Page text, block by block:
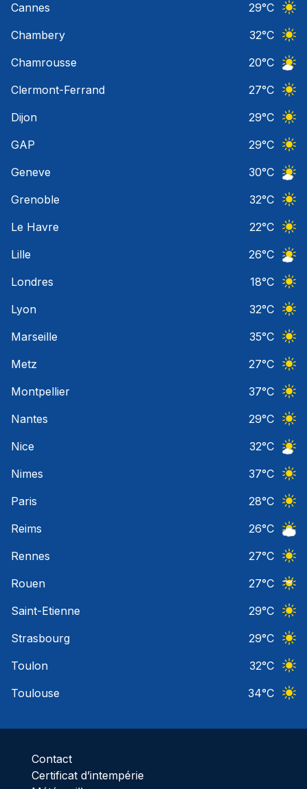
Cannes
29°C
Chambery
32°C
Chamrousse
20°C
Clermont-Ferrand
27°C
Dijon
29°C
GAP
29°C
Geneve
30°C
Grenoble
32°C
Le Havre
22°C
Lille
26°C
Londres
18°C
Lyon
32°C
Marseille
35°C
Metz
27°C
Montpellier
37°C
Nantes
29°C
Nice
32°C
Nimes
37°C
Paris
28°C
Reims
26°C
Rennes
27°C
Rouen
27°C
Saint-Etienne
29°C
Strasbourg
29°C
Toulon
32°C
Toulouse
34°C
Contact
Certificat d’intempérie